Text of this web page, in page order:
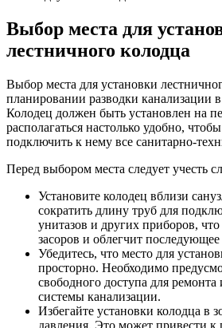
Выбор места для
лестничного колодца
Выбор места для установки
планировании разводки канализации
Колодец должен быть установлен на
располагаться настолько удобно,
подключить к нему все санитарно-
Перед выбором места следует учесть
Установите колодец вблизи
сократить длину труб для
унитазов и других приборов,
засоров и облегчит
Убедитесь, что место для
просторно. Необходимо
свободного доступа для
системы канализации.
Избегайте установки колодца в
давления. Это может привести к